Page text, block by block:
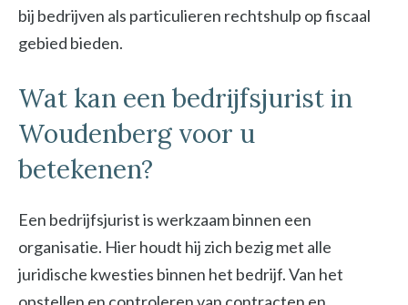
bij bedrijven als particulieren rechtshulp op fiscaal
gebied bieden.
Wat kan een bedrijfsjurist in
Woudenberg voor u
betekenen?
Een bedrijfsjurist is werkzaam binnen een
organisatie. Hier houdt hij zich bezig met alle
juridische kwesties binnen het bedrijf. Van het